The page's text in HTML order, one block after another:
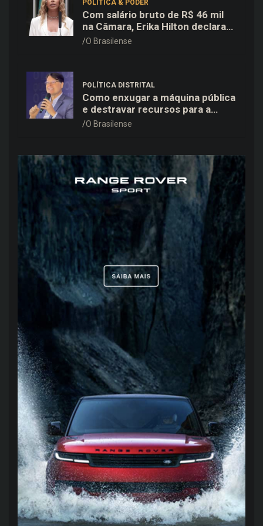
POLÍTICA & PODER
Com salário bruto de R$ 46 mil
na Câmara, Erika Hilton declara
patrimônio de R$ 15,9 mil ao TSE
O Brasilense
POLÍTICA DISTRITAL
Como enxugar a máquina pública
e destravar recursos para a
saúde e educação no DF
O Brasilense